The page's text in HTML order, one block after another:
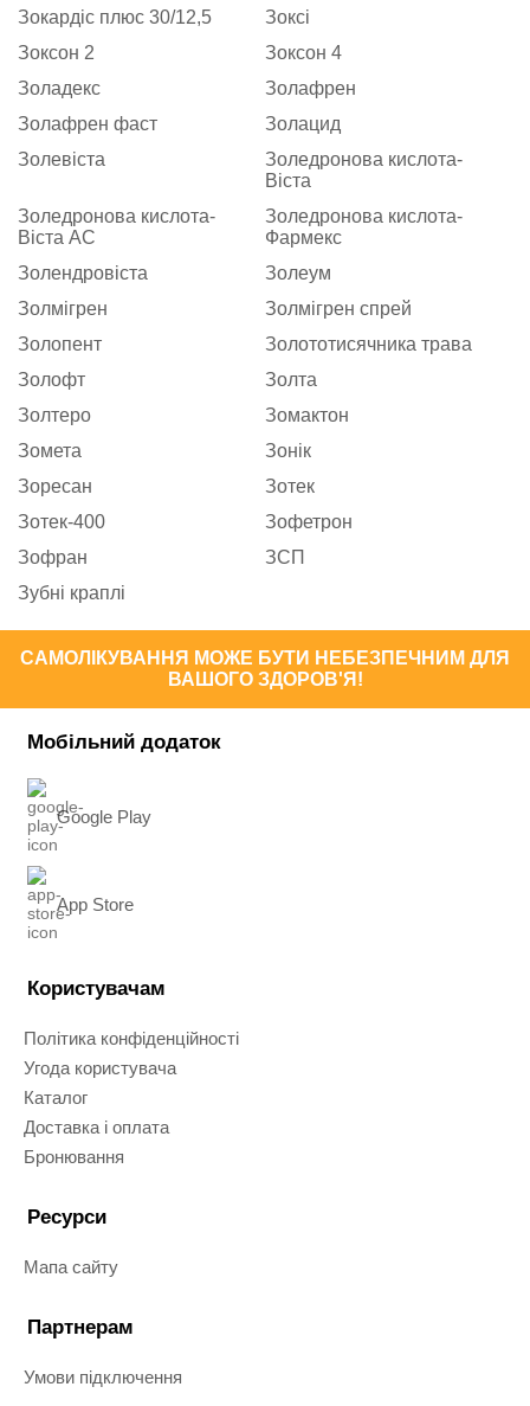
Зокардіс плюс 30/12,5
Зоксі
Зоксон 2
Зоксон 4
Золадекс
Золафрен
Золафрен фаст
Золацид
Золевіста
Золедронова кислота-
Віста
Золедронова кислота-
Віста АС
Золедронова кислота-
Фармекс
Золендровіста
Золеум
Золмігрен
Золмігрен спрей
Золопент
Золототисячника трава
Золофт
Золта
Золтеро
Зомактон
Зомета
Зонік
Зоресан
Зотек
Зотек-400
Зофетрон
Зофран
ЗСП
Зубні краплі
САМОЛІКУВАННЯ МОЖЕ БУТИ НЕБЕЗПЕЧНИМ ДЛЯ
ВАШОГО ЗДОРОВ'Я!
Мобільний додаток
Google Play
App Store
Користувачам
Політика конфіденційності
Угода користувача
Каталог
Доставка і оплата
Бронювання
Ресурси
Мапа сайту
Партнерам
Умови підключення